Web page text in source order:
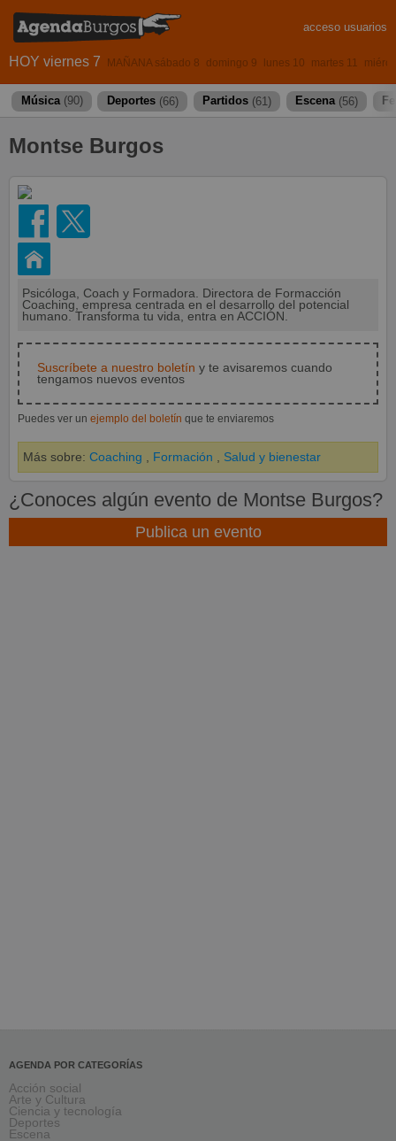
acceso usuarios
HOY viernes 7 MAÑANA sábado 8 domingo 9 lunes 10 martes 11
Música (90) Deportes (66) Partidos (61) Escena (56)
Montse Burgos
Psicóloga, Coach y Formadora. Directora de Formacción
Coaching, empresa centrada en el desarrollo del potencial
humano. Transforma tu vida, entra en ACCIÓN.
Suscríbete a nuestro boletín y te avisaremos cuando
tengamos nuevos eventos
Puedes ver un ejemplo del boletín que te enviaremos
Más sobre: Coaching , Formación , Salud y bienestar
¿Conoces algún evento de Montse Burgos?
Publica un evento
AGENDA POR CATEGORÍAS
Acción social
Arte y Cultura
Ciencia y tecnología
Deportes
Escena